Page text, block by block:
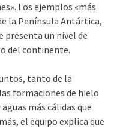
Los ejemplos «más
la Península Antártica,
presenta un nivel de
del continente.
tanto de la
formaciones de hielo
más cálidas que
el equipo explica que